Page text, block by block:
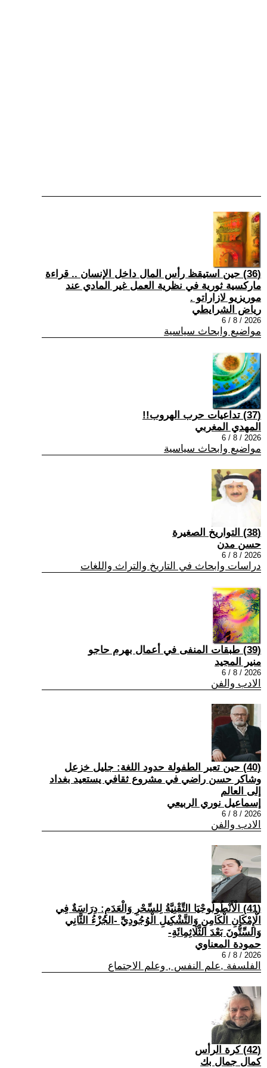
(36) حين استيقظ رأس المال داخل الإنسان .. قراءة
ماركسية ثورية في نظرية العمل غير المادي عند
موريزيو لازاراتو .
رياض الشرايطي
2026 / 8 / 6
مواضيع وابحاث سياسية
(37) تداعيات حرب الهروب!!
المهدي المغربي
2026 / 8 / 6
مواضيع وابحاث سياسية
(38) التواريخ الصغيرة
حسن مدن
2026 / 8 / 6
دراسات وابحاث في التاريخ والتراث واللغات
(39) طبقات المنفى في أعمال بهرم حاجو
منير المجيد
2026 / 8 / 6
الادب والفن
(40) حين تعبر الطفولة حدود اللغة: جليل خزعل
وشاكر حسن راضي في مشروع ثقافي يستعيد بغداد
إلى العالم
إسماعيل نوري الربيعي
2026 / 8 / 6
الادب والفن
(41) الْأَنْطُولُوجْيَا التِّقْنِيَّةُ لِلسِّحْرِ وَالْعَدَمِ: دِرَاسَةٌ فِي
الْإِمْكَانِ الْكَامِنِ وَالتَّشْكِيلِ الْوُجُودِيِّ -الجُزْءُ الثَّانِي
وَالسِّتُّونَ بَعْدَ الثَّلَاثِمِائَةِ-
حمودة المعناوي
2026 / 8 / 6
الفلسفة ,علم النفس , وعلم الاجتماع
(42) كرة الرأس
كمال جمال بك